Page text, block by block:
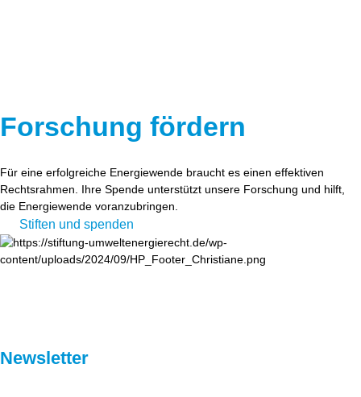
Forschung fördern
Für eine erfolgreiche Energiewende braucht es einen effektiven
Rechtsrahmen. Ihre Spende unterstützt unsere Forschung und hilft,
die Energiewende voranzubringen.
Stiften und spenden
Newsletter